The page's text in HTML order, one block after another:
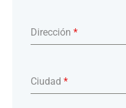
Dirección *
Ciudad *